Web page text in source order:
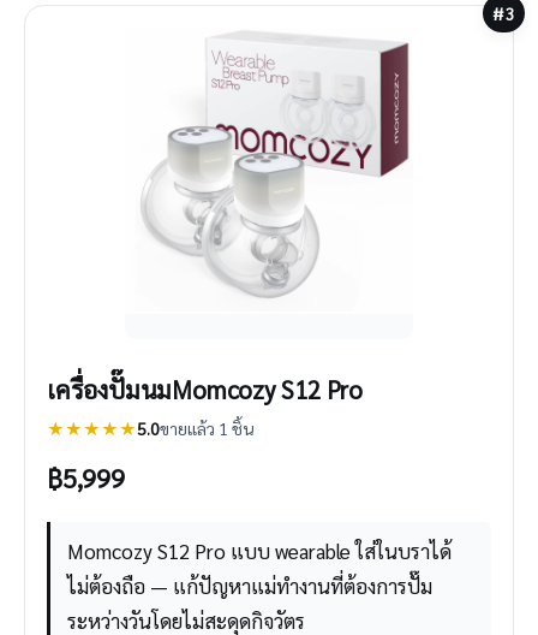
#3
เครื่องปั๊มนมMomcozy S12 Pro
★★★★★5.0ขายแล้ว 1 ชิ้น
฿5,999
Momcozy S12 Pro แบบ wearable ใส่ในบราได้
ไม่ต้องถือ — แก้ปัญหาแม่ทำงานที่ต้องการปั๊ม
ระหว่างวันโดยไม่สะดุดกิจวัตร